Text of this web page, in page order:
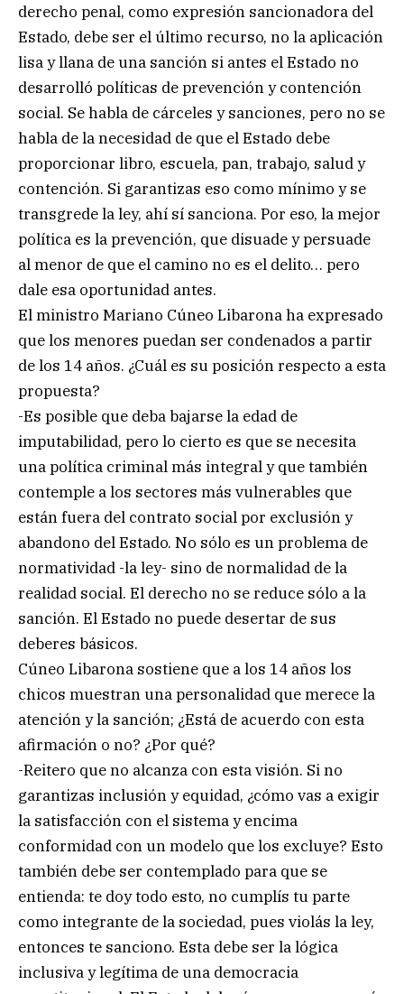
derecho penal, como expresión sancionadora del
Estado, debe ser el último recurso, no la aplicación
lisa y llana de una sanción si antes el Estado no
desarrolló políticas de prevención y contención
social. Se habla de cárceles y sanciones, pero no se
habla de la necesidad de que el Estado debe
proporcionar libro, escuela, pan, trabajo, salud y
contención. Si garantizas eso como mínimo y se
transgrede la ley, ahí sí sanciona. Por eso, la mejor
política es la prevención, que disuade y persuade
al menor de que el camino no es el delito… pero
dale esa oportunidad antes.
El ministro Mariano Cúneo Libarona ha expresado
que los menores puedan ser condenados a partir
de los 14 años. ¿Cuál es su posición respecto a esta
propuesta?
-Es posible que deba bajarse la edad de
imputabilidad, pero lo cierto es que se necesita
una política criminal más integral y que también
contemple a los sectores más vulnerables que
están fuera del contrato social por exclusión y
abandono del Estado. No sólo es un problema de
normatividad -la ley- sino de normalidad de la
realidad social. El derecho no se reduce sólo a la
sanción. El Estado no puede desertar de sus
deberes básicos.
Cúneo Libarona sostiene que a los 14 años los
chicos muestran una personalidad que merece la
atención y la sanción; ¿Está de acuerdo con esta
afirmación o no? ¿Por qué?
-Reitero que no alcanza con esta visión. Si no
garantizas inclusión y equidad, ¿cómo vas a exigir
la satisfacción con el sistema y encima
conformidad con un modelo que los excluye? Esto
también debe ser contemplado para que se
entienda: te doy todo esto, no cumplís tu parte
como integrante de la sociedad, pues violás la ley,
entonces te sanciono. Esta debe ser la lógica
inclusiva y legítima de una democracia